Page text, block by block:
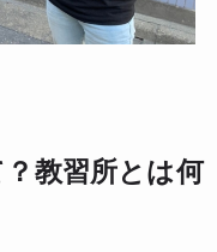
教習所とは何